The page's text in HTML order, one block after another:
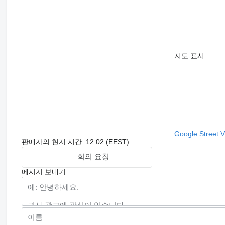
지도 표시
Google Street
판매자의 현지 시간: 12:02 (EEST)
회의 요청
메시지 보내기